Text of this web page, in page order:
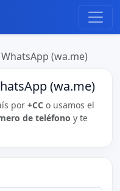
(wa.me)
(wa.me)
por +CC o usamos el
de teléfono y te